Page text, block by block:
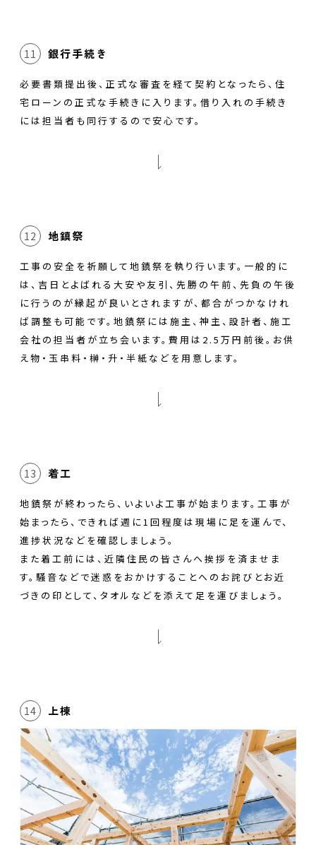
11 銀行手続き
必要書類提出後、正式な審査を経て契約となったら、住
宅ローンの正式な手続きに入ります。借り入れの手続き
には担当者も同行するので安心です。
12 地鎮祭
工事の安全を祈願して地鎮祭を執り行います。一般的に
は、吉日とよばれる大安や友引、先勝の午前、先負の午後
に行うのが縁起が良いとされますが、都合がつかなけれ
ば調整も可能です。地鎮祭には施主、神主、設計者、施工
会社の担当者が立ち会います。費用は2.5万円前後。お供
え物・玉串料・榊・升・半紙などを用意します。
13 着工
地鎮祭が終わったら、いよいよ工事が始まります。工事が
始まったら、できれば週に1回程度は現場に足を運んで、
進捗状況などを確認しましょう。
また着工前には、近隣住民の皆さんへ挨拶を済ませま
す。騒音などで迷惑をおかけすることへのお詫びとお近
づきの印として、タオルなどを添えて足を運びましょう。
14 上棟